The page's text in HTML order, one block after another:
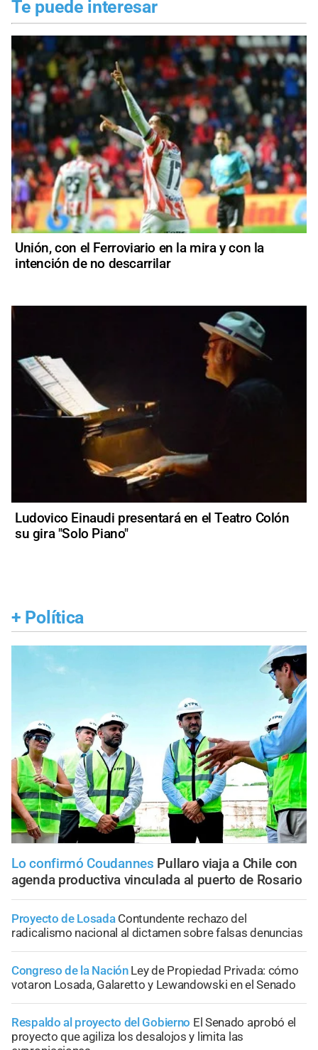
Te puede interesar
Unión, con el Ferroviario en la mira y con la
intención de no descarrilar
Ludovico Einaudi presentará en el Teatro Colón
su gira "Solo Piano"
+ Política
Lo confirmó Coudannes Pullaro viaja a Chile con
agenda productiva vinculada al puerto de Rosario
Proyecto de Losada Contundente rechazo del
radicalismo nacional al dictamen sobre falsas denuncias
Congreso de la Nación Ley de Propiedad Privada: cómo
votaron Losada, Galaretto y Lewandowski en el Senado
Respaldo al proyecto del Gobierno El Senado aprobó el
proyecto que agiliza los desalojos y limita las